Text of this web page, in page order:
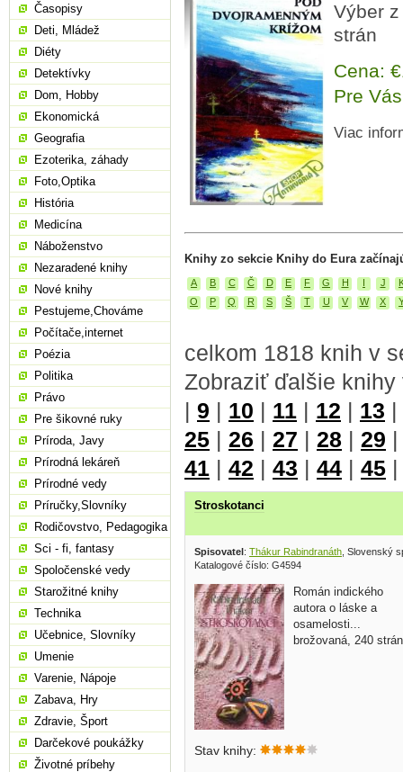
Výber
strán
Cena:
Pre
Viac
Knihy zo sekcie Knihy do Eura
A B C Č D E F G H I J
O
P Q R S Š T U V W X
celkom 1818 knih v
Zobraziť ďalšie
| 9 | 10 | 11 | 12 | 13 |
25 | 26 | 27 | 28 | 29
41 | 42 | 43 | 44 | 45
Stroskotanci
Spisovatel: Thákur Rabindranáth , Slovenský
Katalogové číslo: G4594
Román indického
autora o láske a
osamelosti...
brožovaná, 240 strán
Stav knihy:
Časopisy
Deti, Mládež
Diéty
Detektívky
Dom, Hobby
Ekonomická
Geografia
Ezoterika, záhady
Foto,Optika
História
Medicína
Náboženstvo
Nezaradené knihy
Nové knihy
Pestujeme,Chováme
Počítače,internet
Poézia
Politika
Právo
Pre šikovné ruky
Príroda, Javy
Prírodná lekáreň
Prírodné vedy
Príručky,Slovníky
Rodičovstvo, Pedagogika
Sci - fi, fantasy
Spoločenské vedy
Starožitné knihy
Technika
Učebnice, Slovníky
Umenie
Varenie, Nápoje
Zabava, Hry
Zdravie, Šport
Darčekové poukážky
Životné príbehy